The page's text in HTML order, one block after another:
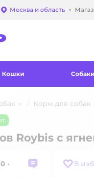
Выбор адреса
Москва и область
Кошки Собаки
Корм для собак
Roybis с
· В